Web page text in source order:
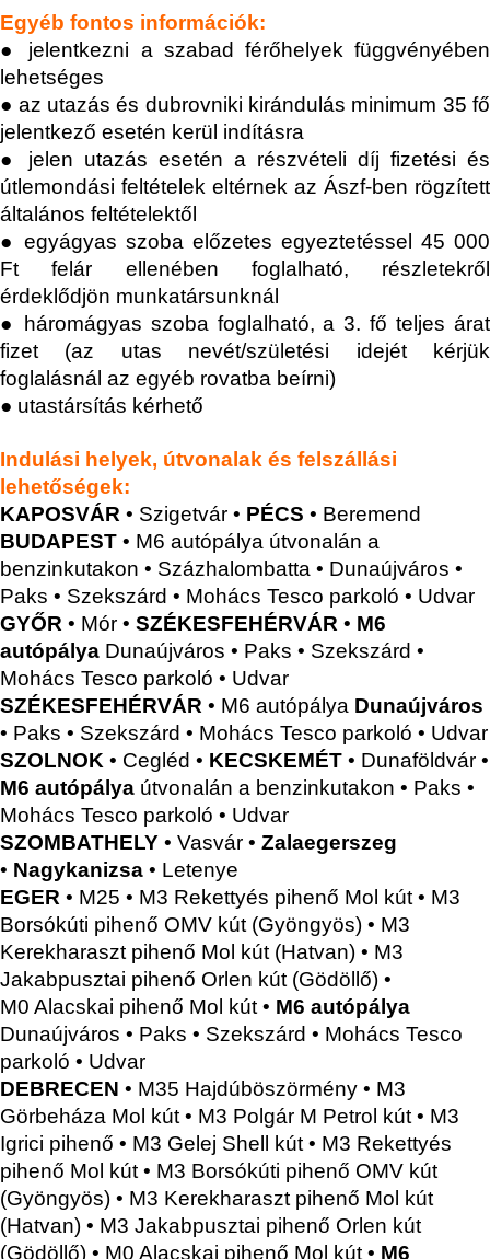
Egyéb fontos információk:
● jelentkezni a szabad férőhelyek függvényében
lehetséges
● az utazás és dubrovniki kirándulás minimum 35 fő
jelentkező esetén kerül indításra
● jelen utazás esetén a részvételi díj fizetési és
útlemondási feltételek eltérnek az Ászf-ben rögzített
általános feltételektől
● egyágyas szoba előzetes egyeztetéssel 45 000
Ftfelár ellenében foglalható, részletekről
érdeklődjön munkatársunknál
● háromágyas szoba foglalható, a 3. fő teljes árat
fizet (az utas nevét/születési idejét kérjük
foglalásnál az egyéb rovatba beírni)
● utastársítás kérhető
Indulási helyek, útvonalak és felszállási
lehetőségek:
KAPOSVÁR • Szigetvár • PÉCS • Beremend
BUDAPEST • M6 autópálya útvonalán a
benzinkutakon • Százhalombatta • Dunaújváros •
Paks • Szekszárd • Mohács Tesco parkoló • Udvar
GYŐR • Mór • SZÉKESFEHÉRVÁR • M6
autópálya Dunaújváros • Paks • Szekszárd •
Mohács Tesco parkoló • Udvar
SZÉKESFEHÉRVÁR • M6 autópálya Dunaújváros
• Paks • Szekszárd • Mohács Tesco parkoló • Udvar
SZOLNOK • Cegléd • KECSKEMÉT • Dunaföldvár •
M6 autópálya útvonalán a benzinkutakon • Paks •
Mohács Tesco parkoló • Udvar
SZOMBATHELY • Vasvár • Zalaegerszeg
• Nagykanizsa • Letenye
EGER • M25 • M3 Rekettyés pihenő Mol kút • M3
Borsókúti pihenő OMV kút (Gyöngyös) • M3
Kerekharaszt pihenő Mol kút (Hatvan) • M3
Jakabpusztai pihenő Orlen kút (Gödöllő) •
M0 Alacskai pihenő Mol kút • M6 autópálya
Dunaújváros • Paks • Szekszárd • Mohács Tesco
parkoló • Udvar
DEBRECEN • M35 Hajdúböszörmény • M3
Görbeháza Mol kút • M3 Polgár M Petrol kút • M3
Igrici pihenő • M3 Gelej Shell kút • M3 Rekettyés
pihenő Mol kút • M3 Borsókúti pihenő OMV kút
(Gyöngyös) • M3 Kerekharaszt pihenő Mol kút
(Hatvan) • M3 Jakabpusztai pihenő Orlen kút
(Gödöllő) • M0 Alacskai pihenő Mol kút • M6